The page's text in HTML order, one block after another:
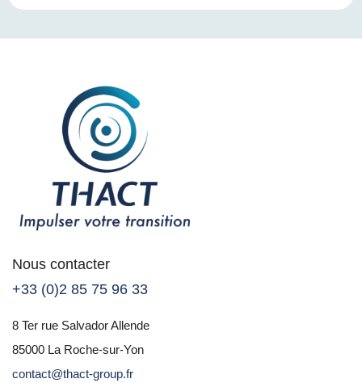
Nous contacter
+33 (0)2 85 75 96 33
8 Ter rue Salvador Allende
85000 La Roche-sur-Yon
contact@thact-group.fr